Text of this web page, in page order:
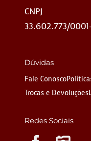
CNPJ
33.602.773/
Dúvidas
Fale Conosco
Trocas e Devoluções
Redes Sociais